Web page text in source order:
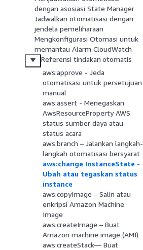
dengan asosiasi State Manager
Jadwalkan otomatisasi dengan
jendela pemeliharaan
Mengkonfigurasi Otomasi untuk
memantau Alarm CloudWatch
Referensi tindakan otomatis
aws:approve - Jeda
otomatisasi untuk persetujuan
manual
aws:assert - Menegaskan
AwsResourceProperty AWS
status sumber daya atau
status acara
aws:branch – Jalankan langkah-
langkah otomatisasi bersyarat
aws:change InstanceState -
Ubah atau tegaskan status
instance
aws:copyImage – Salin atau
enkripsi Amazon Machine
Image
aws:createImage – Buat
Amazon machine image (AMI)
aws:createStack— Buat